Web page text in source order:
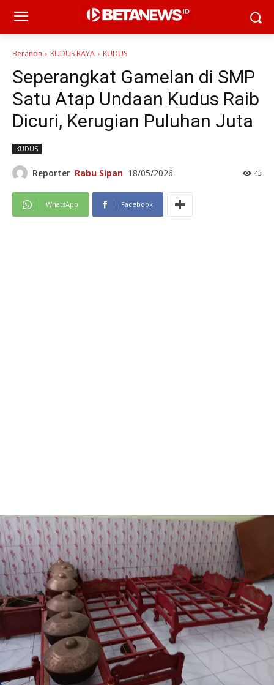
Beranda KUDUS RAYA KUDUS
Seperangkat Gamelan di SMP
Satu Atap Undaan Kudus Raib
Dicuri, Kerugian Puluhan Juta
KUDUS
Reporter Rabu Sipan 18/05/2026 43
WhatsApp Facebook